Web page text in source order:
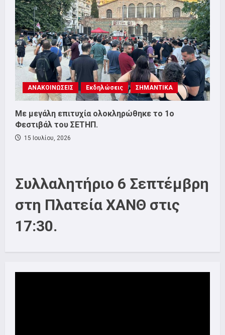
ΑΝΑΚΟΙΝΩΣΕΙΣ Εκδηλώσεις ΣΗΜΑΝΤΙΚΑ
Με μεγάλη επιτυχία ολοκληρώθηκε το 1ο
Φεστιβάλ του ΣΕΤΗΠ.
15 Ιουλίου, 2026
Συλλαλητήριο 6 Σεπτέμβρη
στη Πλατεία ΧΑΝΘ στις
17:30.